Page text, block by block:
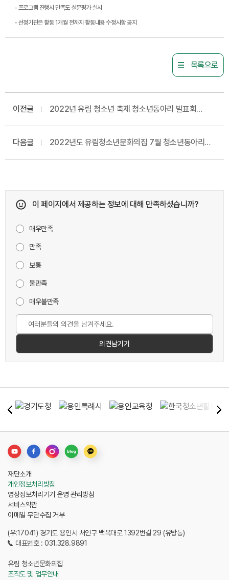
- 프로그램 진행시 만족도 설문평가 실시
- 선정기관은 활동 1개월 전까지 활동내용 수정사항 공지
목록으로
이전글
2022년 유림 청소년 축제 청소년동아리 발표회
다음글
2022년도 유림청소년문화의집 7월 청소년동아리
이 페이지에서 제공하는 정보에 대해 만족하셨습니까?
매우만족
만족
보통
불만족
매우불만족
(우:17041) 경기도 용인시 처인구 백옥대로 1392번길 29 (유방동)
대표번호 : 031.328.9891
유림 청소년문화의집
조직도 및 업무안내
재단소개
개인정보처리방침
영상정보처리기기 운영 관리방침
서비스약관
이메일 무단수집 거부